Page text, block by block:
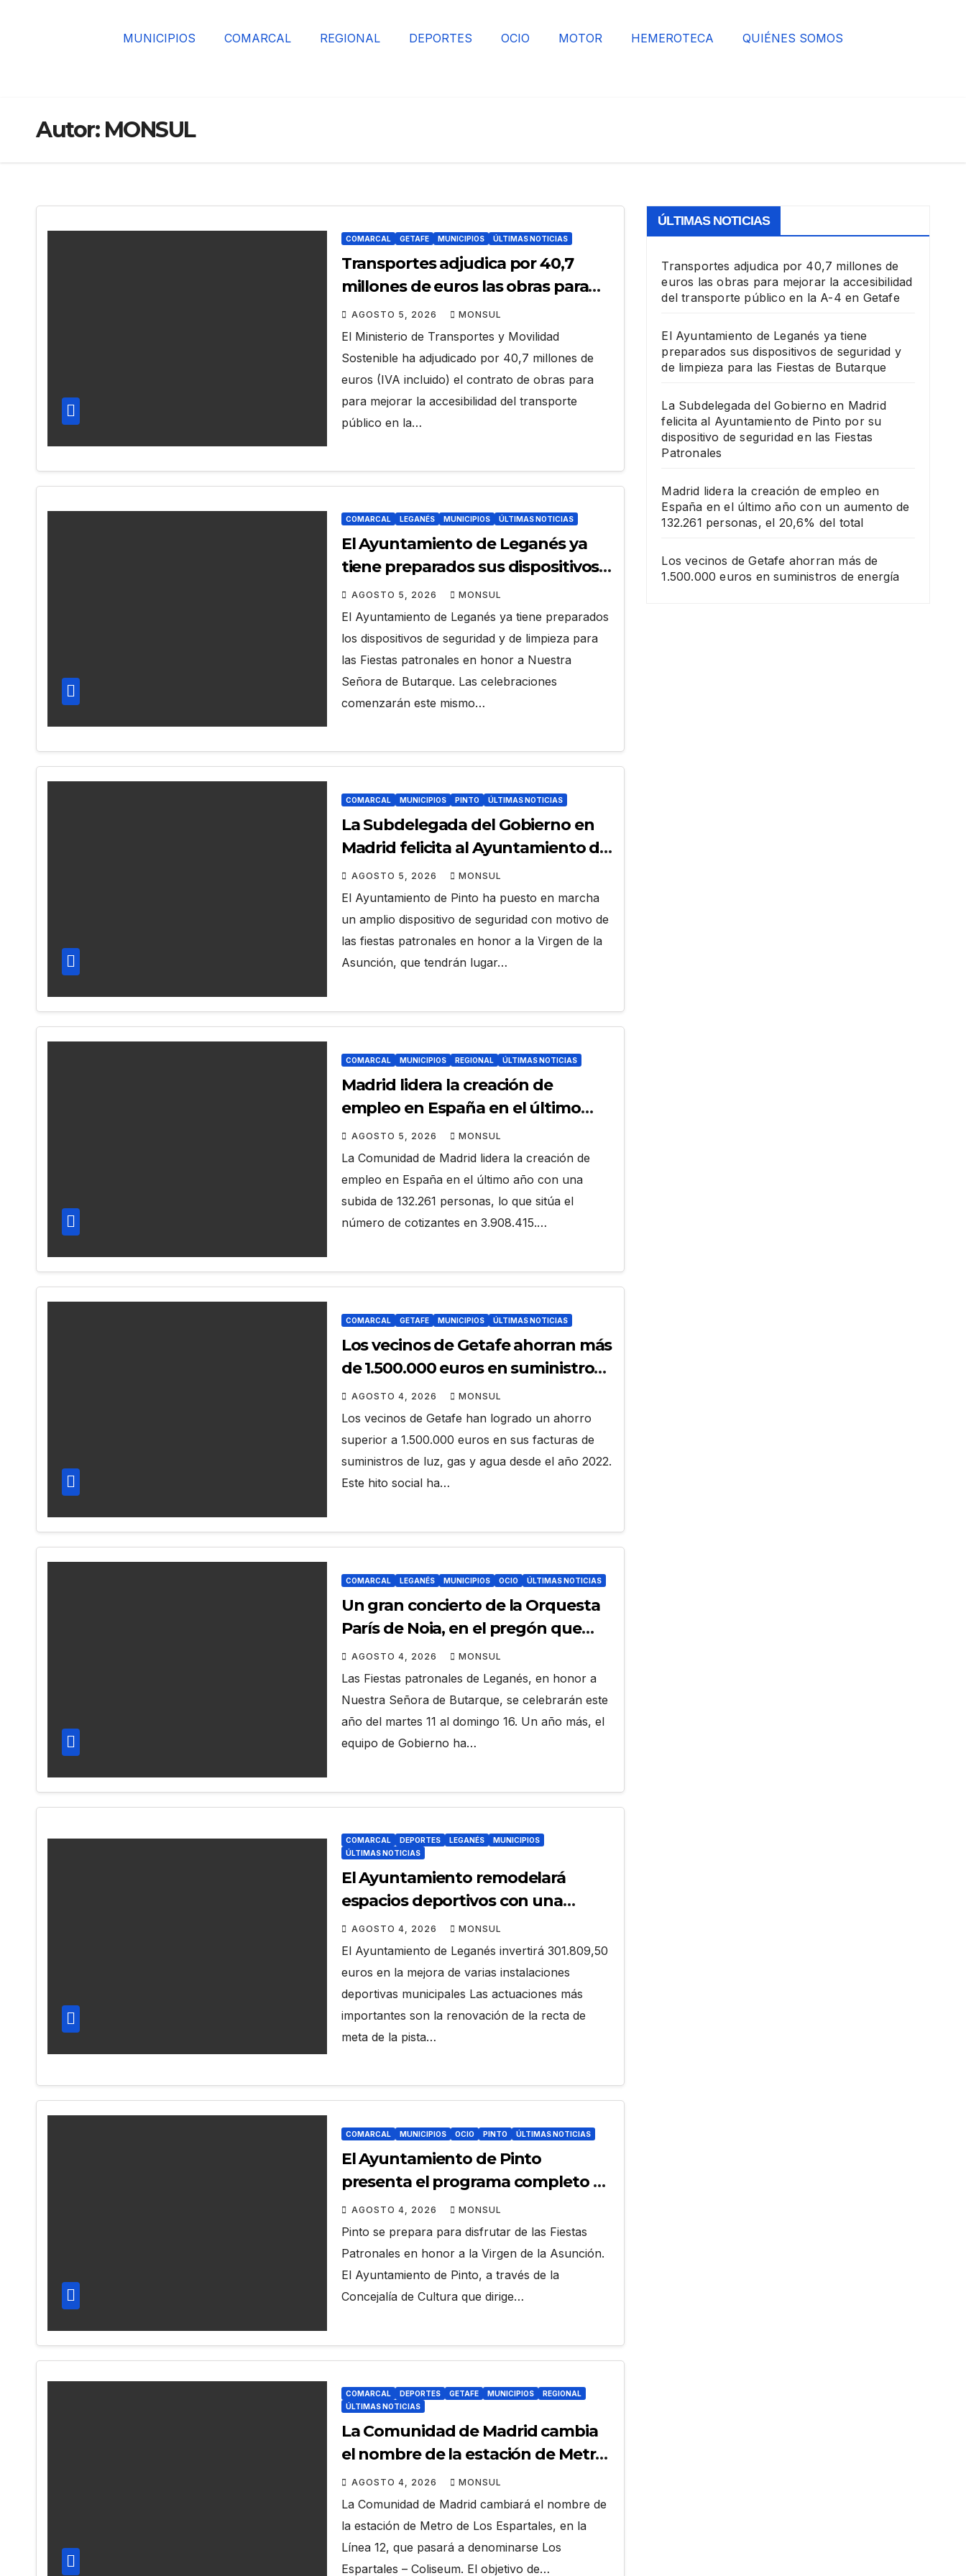
MUNICIPIOS COMARCAL REGIONAL DEPORTES OCIO MOTOR HEMEROTECA QUIÉNES SOMOS
Autor: MONSUL
COMARCAL GETAFE MUNICIPIOS ÚLTIMAS NOTICIAS
Transportes adjudica por 40,7
millones de euros las obras para
mejorar la accesibilidad del
transporte público en la A-4 en
Getafe
AGOSTO 5, 2026 MONSUL
El Ministerio de Transportes y Movilidad
Sostenible ha adjudicado por 40,7 millones de
euros (IVA incluido) el contrato de obras para
para mejorar la accesibilidad del transporte
público en la…
COMARCAL LEGANÉS MUNICIPIOS ÚLTIMAS NOTICIAS
El Ayuntamiento de Leganés ya
tiene preparados sus dispositivos
de seguridad y de limpieza para las
Fiestas de Butarque
AGOSTO 5, 2026 MONSUL
El Ayuntamiento de Leganés ya tiene preparados
los dispositivos de seguridad y de limpieza para
las Fiestas patronales en honor a Nuestra
Señora de Butarque. Las celebraciones
comenzarán este mismo…
COMARCAL MUNICIPIOS PINTO ÚLTIMAS NOTICIAS
La Subdelegada del Gobierno en
Madrid felicita al Ayuntamiento de
Pinto por su dispositivo de
seguridad en las Fiestas
Patronales
AGOSTO 5, 2026 MONSUL
El Ayuntamiento de Pinto ha puesto en marcha
un amplio dispositivo de seguridad con motivo de
las fiestas patronales en honor a la Virgen de la
Asunción, que tendrán lugar…
COMARCAL MUNICIPIOS REGIONAL ÚLTIMAS NOTICIAS
Madrid lidera la creación de
empleo en España en el último
año con un aumento de 132.261
personas, el 20,6% del total
AGOSTO 5, 2026 MONSUL
La Comunidad de Madrid lidera la creación de
empleo en España en el último año con una
subida de 132.261 personas, lo que sitúa el
número de cotizantes en 3.908.415.…
COMARCAL GETAFE MUNICIPIOS ÚLTIMAS NOTICIAS
Los vecinos de Getafe ahorran más
de 1.500.000 euros en suministros
de energía
AGOSTO 4, 2026 MONSUL
Los vecinos de Getafe han logrado un ahorro
superior a 1.500.000 euros en sus facturas de
suministros de luz, gas y agua desde el año 2022.
Este hito social ha…
COMARCAL LEGANÉS MUNICIPIOS OCIO ÚLTIMAS NOTICIAS
Un gran concierto de la Orquesta
París de Noia, en el pregón que
darán las Peñas, y Café Quijano,
Enol y Demarco Flamenco, en las
Fiestas de Butarque en Leganés
AGOSTO 4, 2026 MONSUL
Las Fiestas patronales de Leganés, en honor a
Nuestra Señora de Butarque, se celebrarán este
año del martes 11 al domingo 16. Un año más, el
equipo de Gobierno ha…
COMARCAL DEPORTES LEGANÉS
MUNICIPIOS
ÚLTIMAS NOTICIAS
El Ayuntamiento remodelará
espacios deportivos con una
inversión de más de 300.000 euros
AGOSTO 4, 2026 MONSUL
El Ayuntamiento de Leganés invertirá 301.809,50
euros en la mejora de varias instalaciones
deportivas municipales Las actuaciones más
importantes son la renovación de la recta de
meta de la pista…
COMARCAL MUNICIPIOS OCIO PINTO ÚLTIMAS NOTICIAS
El Ayuntamiento de Pinto
presenta el programa completo de
las Fiestas Patronales en Honor a
la Virgen de la Asunción
AGOSTO 4, 2026 MONSUL
Pinto se prepara para disfrutar de las Fiestas
Patronales en honor a la Virgen de la Asunción.
El Ayuntamiento de Pinto, a través de la
Concejalía de Cultura que dirige…
COMARCAL DEPORTES GETAFE MUNICIPIOS
REGIONAL
ÚLTIMAS NOTICIAS
La Comunidad de Madrid cambia
el nombre de la estación de Metro
de Los Espartales por Los
Espartales-Coliseum
AGOSTO 4, 2026 MONSUL
La Comunidad de Madrid cambiará el nombre de
la estación de Metro de Los Espartales, en la
Línea 12, que pasará a denominarse Los
Espartales – Coliseum. El objetivo de…
ÚLTIMAS NOTICIAS
Transportes adjudica por 40,7 millones de
euros las obras para mejorar la accesibilidad
del transporte público en la A-4 en Getafe
El Ayuntamiento de Leganés ya tiene
preparados sus dispositivos de seguridad y
de limpieza para las Fiestas de Butarque
La Subdelegada del Gobierno en Madrid
felicita al Ayuntamiento de Pinto por su
dispositivo de seguridad en las Fiestas
Patronales
Madrid lidera la creación de empleo en
España en el último año con un aumento de
132.261 personas, el 20,6% del total
Los vecinos de Getafe ahorran más de
1.500.000 euros en suministros de energía